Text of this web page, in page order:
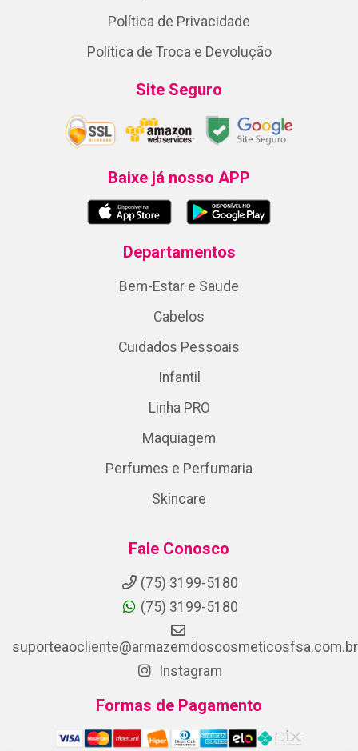
Política de Privacidade
Política de Troca e Devolução
Site Seguro
Baixe já nosso APP
Departamentos
Bem-Estar e Saude
Cabelos
Cuidados Pessoais
Infantil
Linha PRO
Maquiagem
Perfumes e Perfumaria
Skincare
Fale Conosco
(75) 3199-5180
(75) 3199-5180
suporteaocliente@armazemdoscosmeticosfsa.com.br
Instagram
Formas de Pagamento